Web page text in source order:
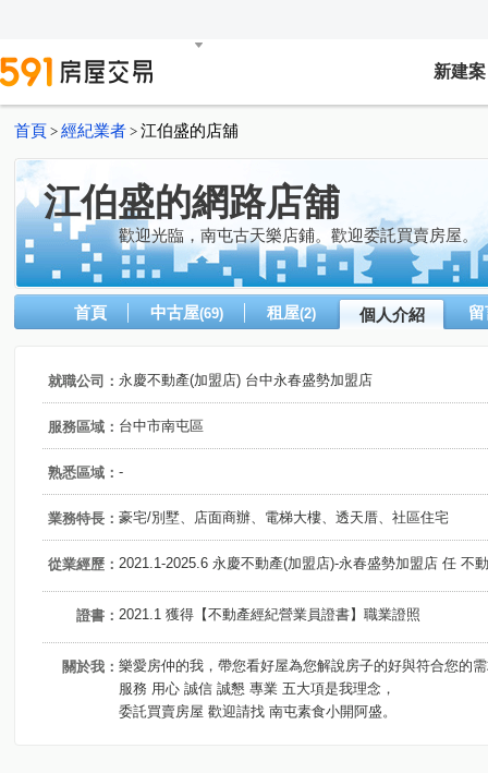
新建案
首頁 > 經紀業者 > 江伯盛的店舖
江伯盛的網路店舖
歡迎光臨，南屯古天樂店鋪。歡迎委託買賣房屋。
首頁 中古屋(69) 租屋(2) 個人介紹
就職公司： 永慶不動產(加盟店) 台中永春盛勢加盟店
服務區域： 台中市南屯區
熟悉區域： -
業務特長： 豪宅/別墅、店面商辦、電梯大樓、透天厝、社區住宅
從業經歷： 2021.1-2025.6 永慶不動產(加盟店)-永春盛勢加盟店 任 不
證書： 2021.1 獲得【不動產經紀營業員證書】職業證照
關於我： 樂愛房仲的我，帶您看好屋為您解說房子的好與符合您的
服務 用心 誠信 誠懇 專業 五大項是我理念，
委託買賣房屋 歡迎請找 南屯素食小開阿盛。